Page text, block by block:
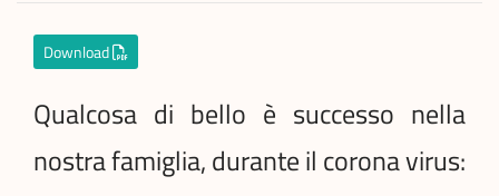
Download
Qualcosa di bello è successo nella
nostra famiglia, durante il corona virus: